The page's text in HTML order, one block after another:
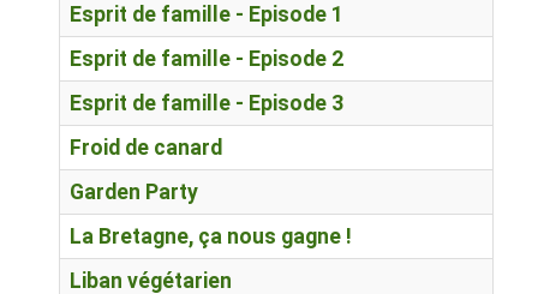
Esprit de famille - Episode 1
Esprit de famille - Episode 2
Esprit de famille - Episode 3
Froid de canard
Garden Party
La Bretagne, ça nous gagne !
Liban végétarien